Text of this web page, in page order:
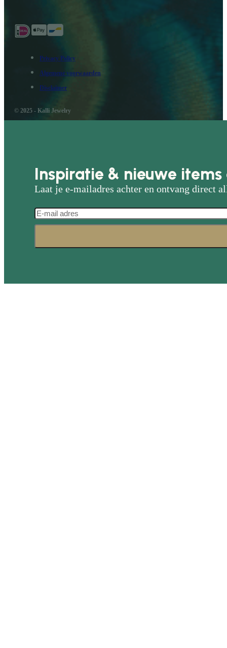
Privacy Policy
Algemene voorwaarden
Disclaimer
© 2025 - Kalli Jewelry
Inspiratie & nieuwe
Laat je e-mailadres achter en ontvang direct